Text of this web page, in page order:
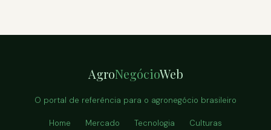
AgroNegócioWeb
O portal de referência para o agronegócio brasileiro
Home Mercado Tecnologia Culturas